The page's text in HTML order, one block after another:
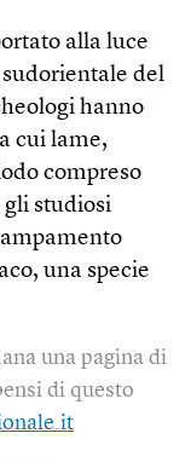
alla luce
del
hanno
cui lame,
compreso
gli studiosi
una specie
una pagina di
di questo